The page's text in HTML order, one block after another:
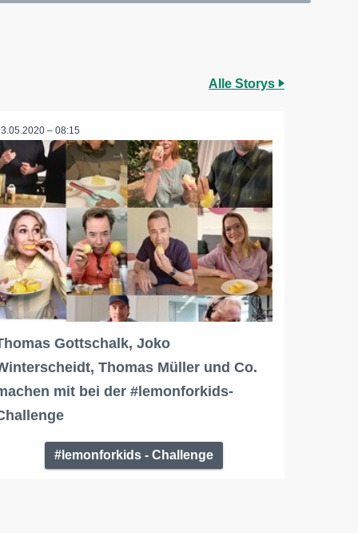
Alle Storys
– 08:15
Gottschalk, Joko
Thomas Müller und Co.
mit bei der #lemonforkids-
#lemonforkids - Challenge